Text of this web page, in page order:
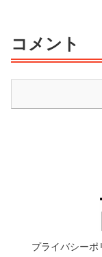
コメント
プライバシーポ